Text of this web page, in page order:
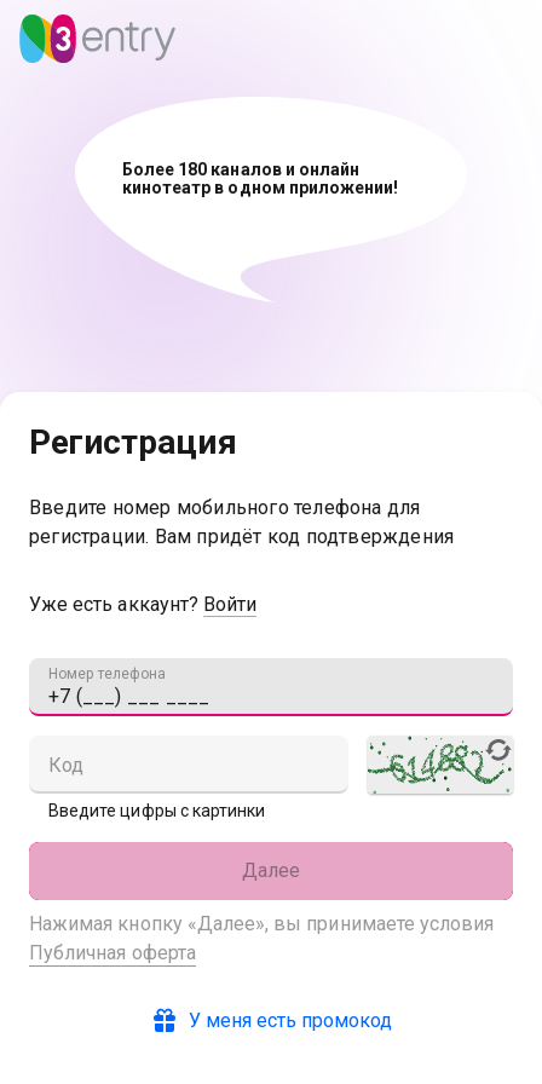
Более 180 каналов и онлайн
кинотеатр в одном приложении!
Регистрация
Введите номер мобильного телефона для
регистрации. Вам придёт код подтверждения
Уже есть аккаунт? Войти
Номер телефона
Код
Введите цифры с картинки
Далее
Нажимая кнопку «Далее», вы принимаете условия
Публичная оферта
У меня есть промокод